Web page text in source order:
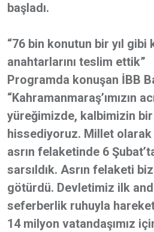
başladı.
“76 bin konutun bir yıl gibi
anahtarlarını teslim ettik”
Programda konuşan İBB
“Kahramanmaraş’ımızın
yüreğimizde, kalbimizin
hissediyoruz. Millet olarak
asrın felaketinde 6
sarsıldık. Asrın felaketi
götürdü. Devletimiz ilk
seferberlik ruhuyla
14 milyon vatandaşımız